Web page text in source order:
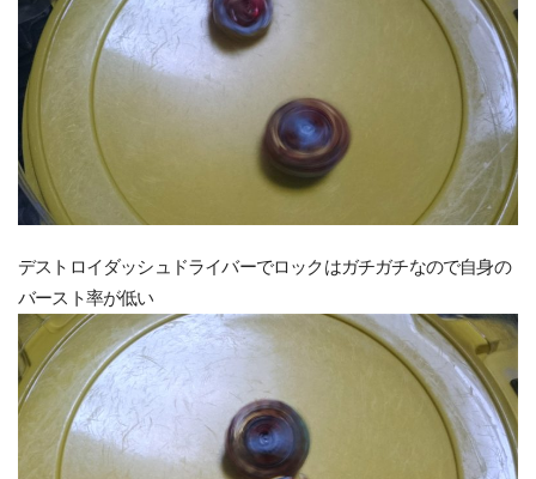
デストロイダッシュドライバーでロックはガチガチなので自身の
バースト率が低い